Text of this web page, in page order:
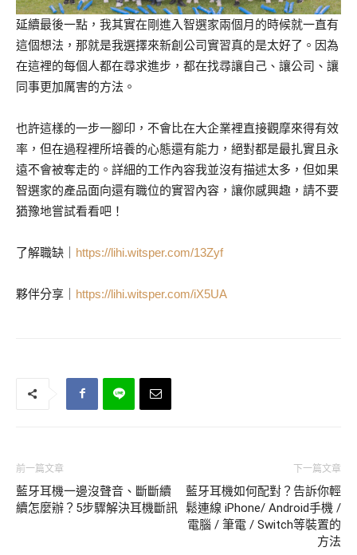
延續最後一點，我其實在剛進入智選家兩個月的時候就一直有
這個想法，那就是我選擇來新創公司實習真的是太好了。因為
在這裡的每個人都在尋求進步，都在找尋讓自己、讓公司、讓
同事更加厲害的方法。
也許這樣的一步一腳印，不會比在大企業裡直接觀摩來得有效
率，但在過程裡所培養的心態還有能力，絕對都是最扎實且永
遠不會被奪走的。詳細的工作內容我並沒有描述太多，但如果
智選家的產品面向還有職位的實習內容，讓你感興趣，請不要
猶豫地嘗試看看吧！
了解職缺｜ https://lihi.witsper.com/13Zyf
夥伴分享｜ https://lihi.witsper.com/iX5UA
前一篇文章
藍牙耳機一邊沒聲音、斷斷續
續怎麼辦？5步驟解決耳機斷訊
下一篇文章
藍牙耳機如何配對？告訴你輕
鬆連線 iPhone/ Android手機 /
電腦 / 筆電 / Switch等裝置的
方法